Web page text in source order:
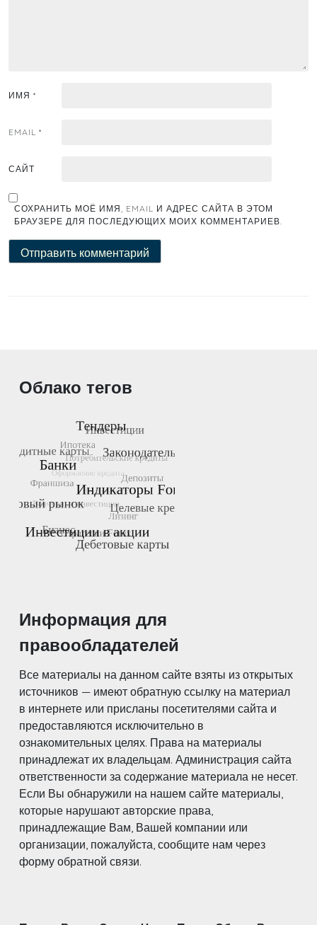
ИМЯ *
EMAIL *
САЙТ
СОХРАНИТЬ МОЁ ИМЯ, EMAIL И АДРЕС САЙТА В ЭТОМ
БРАУЗЕРЕ ДЛЯ ПОСЛЕДУЮЩИХ МОИХ КОММЕНТАРИЕВ.
Облако тегов
Информация для
правообладателей
Все материалы на данном сайте взяты из открытых
источников — имеют обратную ссылку на материал
в интернете или присланы посетителями сайта и
предоставляются исключительно в
ознакомительных целях. Права на материалы
принадлежат их владельцам. Администрация сайта
ответственности за содержание материала не несет.
Если Вы обнаружили на нашем сайте материалы,
которые нарушают авторские права,
принадлежащие Вам, Вашей компании или
организации, пожалуйста, сообщите нам через
форму обратной связи.